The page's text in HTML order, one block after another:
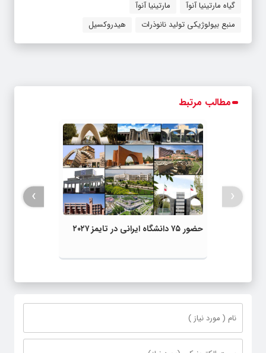
گیاه مارتینیا آنوآ
مارتینیا آنوآ
منبع بیولوژیکی تولید نانوذرات
هیدروکسیل
مطالب مرتبط
حضور ۷۵ دانشگاه ایرانی در تایمز ۲۰۲۷
‹
›